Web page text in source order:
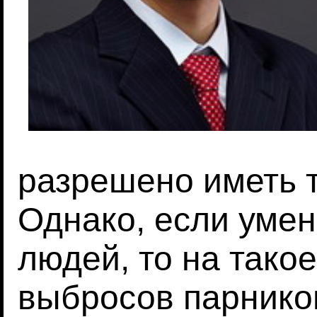
разрешено иметь
Однако, если
людей, то на
выбросов